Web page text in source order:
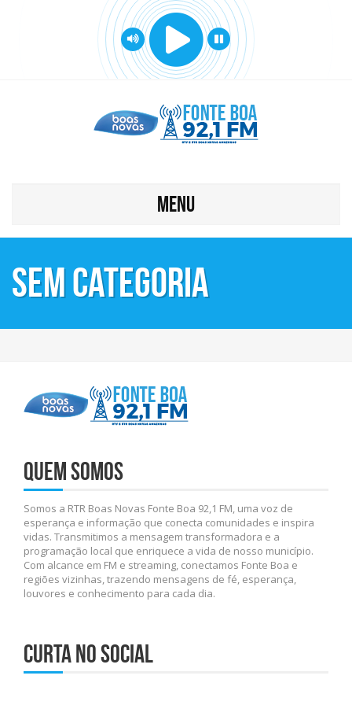
MENU
Sem categoria
Quem somos
Somos a RTR Boas Novas Fonte Boa 92,1 FM, uma voz de
esperança e informação que conecta comunidades e inspira
vidas. Transmitimos a mensagem transformadora e a
programação local que enriquece a vida de nosso município.
Com alcance em FM e streaming, conectamos Fonte Boa e
regiões vizinhas, trazendo mensagens de fé, esperança,
louvores e conhecimento para cada dia.
Curta no social